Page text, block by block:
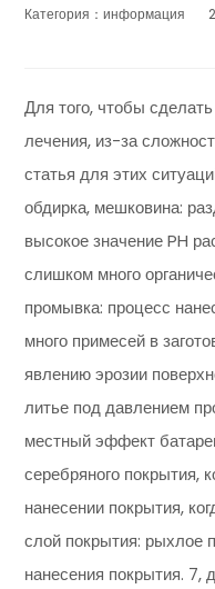
Категория：информация
Для того, чтобы
лечения, из-за
статья для этих
обдирка, мешковина:
высокое значение PH
слишком много
промывка: процесс
много примесей в
явлению эрозии
литье под давлением
местный эффект
серебряного покрытия,
нанесении покрытия,
слой покрытия: рыхлое
нанесения покрытия. 7,